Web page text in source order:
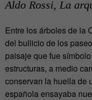
Aldo Rossi, La
Entre los árboles de la
del bullicio de los
paisaje que fue
estructuras, a medio
conservan la huella de
española ensayaba